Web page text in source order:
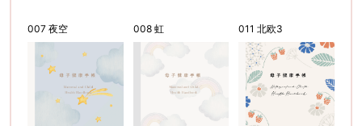
007 夜空 008 虹 011 北欧3